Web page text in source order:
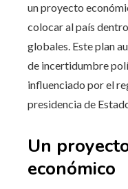
un proyecto
colocar al país
globales. Este plan
de incertidumbre
influenciado por el
presidencia de
Un
económico